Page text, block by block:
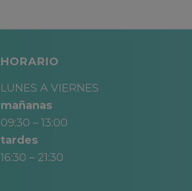
HORARIO
LUNES A VIERNES
mañanas
09:30 – 13:00
tardes
16:30 – 21:30